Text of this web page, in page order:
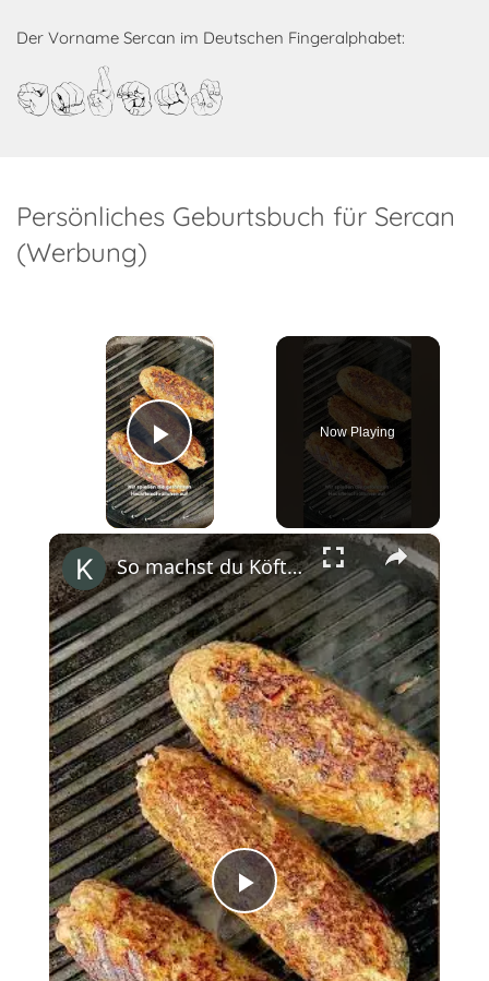
Der Vorname Sercan im Deutschen Fingeralphabet:
Sercan
Persönliches Geburtsbuch für Sercan
(Werbung)
×
Play Video
Now Playing
×
Play
So machst du Köfte! #shorts